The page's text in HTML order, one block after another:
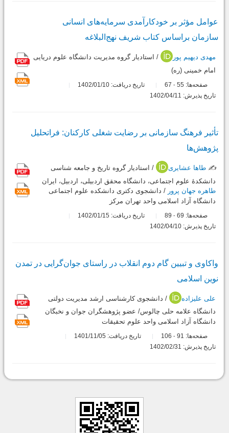
عوامل مؤثر بر خودکارآمدی سرمایه‌های انسانی
سازمان براساس کتاب شریف نهج‌البلاغه
مهدی دیهیم پور
/ استادیار گروه مدیریت دانشگاه علوم دریایی
امام خمینی (ره)
صفحه‌ها: 55
-
تاریخ دریافت: 1402/01/10
تاریخ پذیرش: 1402/04/11
تأثیر فرهنگ سازمانی بر رضایت شغلی کارکنان: فراتحلیل
پژوهش‌ها
✍️ طاها عشایری
/ استادیار گروه تاریخ و جامعه شناسی
دانشکدۀ علوم اجتماعی، دانشگاه محقق اردبیلی، اردبیل، ایران
طاهره جهان پرور / دانشجوی دکتری دانشکده علوم اجتماعی
دانشگاه آزاد اسلامی واحد تهران مرکز
صفحه‌ها: 69
-
تاریخ دریافت: 1402/01/15
تاریخ پذیرش: 1402/04/10
واکاوی و تبیین گام دوم انقلاب در راستای جوان‌گرایی در تمدن
نوین اسلامی
علی علیزاده
/ دانشجوی کارشناسی ارشد مدیریت دولتی
دانشگاه علامه حلی چالوس/ عضو پژوهشگران جوان و نخبگان
دانشگاه آزاد اسلامی واحد علوم تحقیقات
صفحه‌ها: 91
-
تاریخ دریافت: 1401/11/05
تاریخ پذیرش: 1402/02/31